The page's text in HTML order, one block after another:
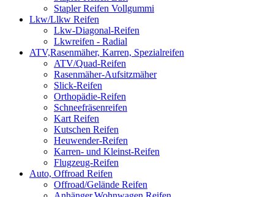
Stapler Reifen Vollgummi
Lkw/Llkw Reifen
Lkw-Diagonal-Reifen
Lkwreifen - Radial
ATV,Rasenmäher, Karren, Spezialreifen
ATV/Quad-Reifen
Rasenmäher-Aufsitzmäher
Slick-Reifen
Orthopädie-Reifen
Schneefräsenreifen
Kart Reifen
Kutschen Reifen
Heuwender-Reifen
Karren- und Kleinst-Reifen
Flugzeug-Reifen
Auto, Offroad Reifen
Offroad/Gelände Reifen